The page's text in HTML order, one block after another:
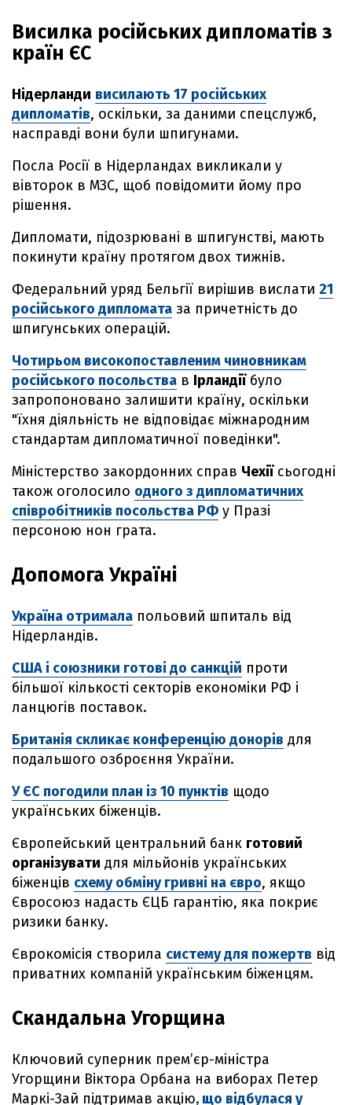
Висилка російських дипломатів з
країн ЄС
Нідерланди висилають 17 російських
дипломатів, оскільки, за даними спецслужб,
насправді вони були шпигунами.
Посла Росії в Нідерландах викликали у
вівторок в МЗС, щоб повідомити йому про
рішення.
Дипломати, підозрювані в шпигунстві, мають
покинути країну протягом двох тижнів.
Федеральний уряд Бельгії вирішив вислати 21
російського дипломата за причетність до
шпигунських операцій.
Чотирьом високопоставленим чиновникам
російського посольства в Ірландіїбуло
запропоновано залишити країну, оскільки
"їхня діяльність не відповідає міжнародним
стандартам дипломатичної поведінки".
Міністерство закордонних справ Чехіїсьогодні
також оголосило одного з дипломатичних
співробітників посольства РФ у Празі
персоною нон грата.
Допомога Україні
Україна отримала польовий шпиталь від
Нідерландів.
США і союзники готові до санкцій проти
більшої кількості секторів економіки РФ і
ланцюгів поставок.
Британія скликає конференцію донорів для
подальшого озброєння України.
У ЄС погодили план із 10 пунктів щодо
українських біженців.
Європейський центральний банк готовий
організувати для мільйонів українських
біженців схему обміну гривні на євро, якщо
Євросоюз надасть ЄЦБ гарантію, яка покриє
ризики банку.
Єврокомісія створила систему для пожертв від
приватних компаній українським біженцям.
Скандальна Угорщина
Ключовий суперник прем’єр-міністра
Угорщини Віктора Орбана на виборах Петер
Маркі-Зай підтримав акцію, що відбулася у